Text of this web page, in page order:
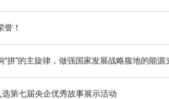
！
拼”的主旋律，做强国家发展战略腹地的能源
第七届央企优秀故事展示活动